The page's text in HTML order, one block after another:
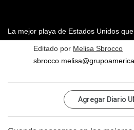
La mejor playa de Estados Unidos
Editado por Melisa Sbrocco
Agregar Diario